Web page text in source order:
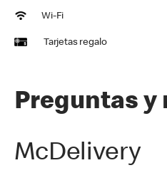
Wi-Fi
Tarjetas regalo
Preguntas y
McDelivery